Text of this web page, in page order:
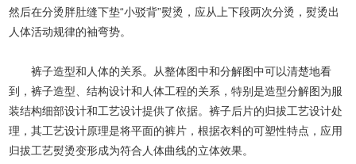
然后在分烫胖肚缝下垫“小驳背”熨烫，应从上下段两次分烫，熨烫出
人体活动规律的袖弯势。
裤子造型和人体的关系。从整体图中和分解图中可以清楚地看
到，裤子造型、结构设计和人体工程的关系，特别是造型分解图为服
装结构细部设计和工艺设计提供了依据。裤子后片的归拔工艺设计处
理，其工艺设计原理是将平面的裤片，根据衣料的可塑性特点，应用
归拔工艺熨烫变形成为符合人体曲线的立体效果。